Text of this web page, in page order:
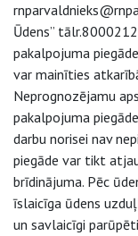
Ūdens”
pakalpojuma
var mainīties
Neprognozējamu
pakalpojuma
darbu norisei nav
piegāde var tikt
brīdinājuma. Pēc
īslaicīga ūdens
un savlaicīgi